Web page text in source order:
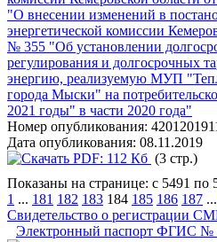
"О внесении изменений в
энергетической комиссии
№ 355 "Об установлении
регулирования и долгосрочных
энергию, реализуемую МУП
города Мыски" на
2021 годы" в части 2020 года"
Номер опубликования:
Дата опубликования: 08.11.2019
PDF: 112 Кб (3 стр.)
Показаны на странице: с 5491 по
1 ... 181 182 183 184 185 186 187 ...
Свидетельство о регистрации
Электронный паспорт ФГИС №